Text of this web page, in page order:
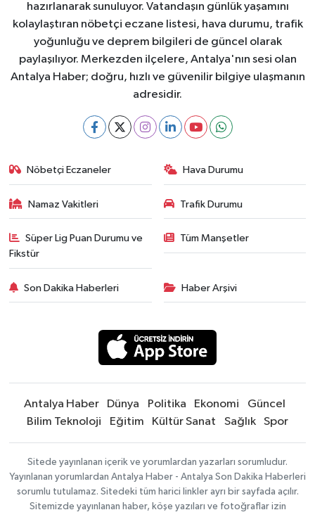
hazırlanarak sunuluyor. Vatandaşın günlük yaşamını
kolaylaştıran nöbetçi eczane listesi, hava durumu, trafik
yoğunluğu ve deprem bilgileri de güncel olarak
paylaşılıyor. Merkezden ilçelere, Antalya'nın sesi olan
Antalya Haber; doğru, hızlı ve güvenilir bilgiye ulaşmanın
adresidir.
Nöbetçi Eczaneler Hava Durumu
Namaz Vakitleri Trafik Durumu
Süper Lig Puan Durumu ve
Fikstür
Tüm Manşetler
Son Dakika Haberleri Haber Arşivi
Antalya Haber Dünya Politika Ekonomi
Güncel
Bilim Teknoloji
Eğitim Kültür Sanat Sağlık Spor
Sitede yayınlanan içerik ve yorumlardan yazarları sorumludur.
Yayınlanan yorumlardan Antalya Haber - Antalya Son Dakika Haberleri
sorumlu tutulamaz. Sitedeki tüm harici linkler ayrı bir sayfada açılır.
Sitemizde yayınlanan haber, köşe yazıları ve fotoğraflar izin